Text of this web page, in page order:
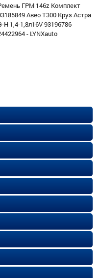
ГРМ 146z Комплект
Авео Т300 Круз Астра
H 1,4-1,8л16V 93196786
- LYNXauto